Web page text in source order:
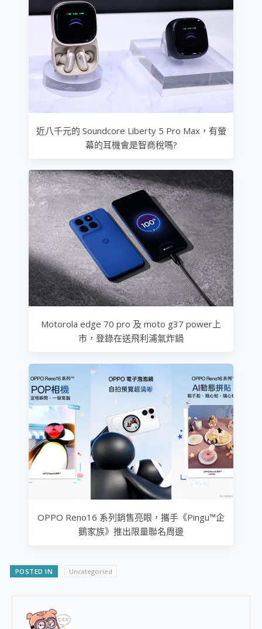
近八千元的 Soundcore Liberty 5 Pro Max，有螢
幕的耳機會是智商稅嗎?
Motorola edge 70 pro 及 moto g37 power上
市，登錄在送飛利浦氣炸鍋
OPPO Reno16 系列銷售亮眼，攜手《Pingu™企
鵝家族》推出限量聯名周邊
POSTED IN Uncategoried